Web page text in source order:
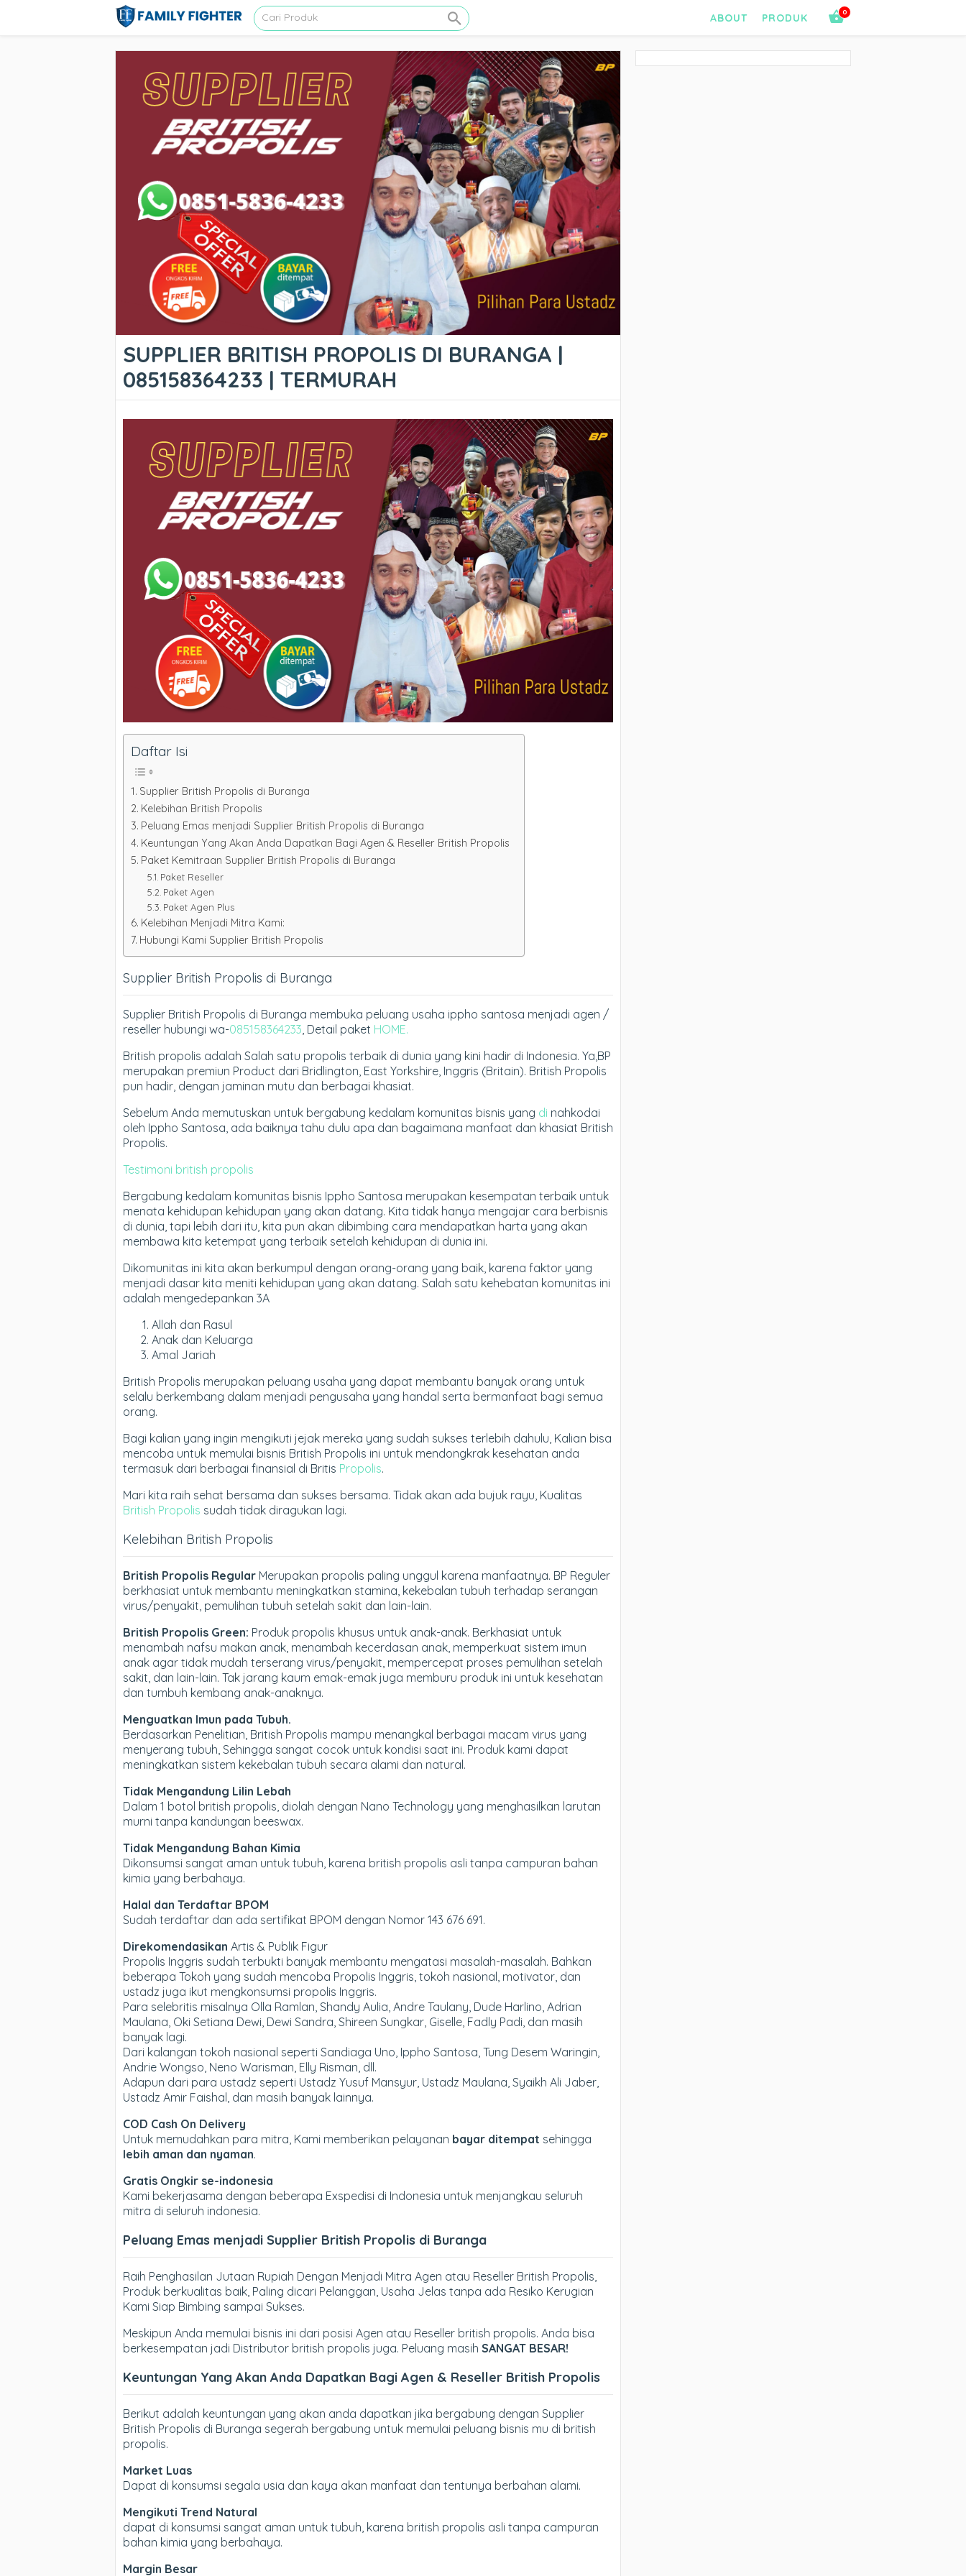
0
ABOUT PRODUK
SUPPLIER BRITISH PROPOLIS DI BURANGA |
085158364233 | TERMURAH
Daftar Isi
Supplier British Propolis di Buranga
Kelebihan British Propolis
Peluang Emas menjadi Supplier British Propolis di Buranga
Keuntungan Yang Akan Anda Dapatkan Bagi Agen & Reseller British Propolis
Paket Kemitraan Supplier British Propolis di Buranga
Paket Reseller
Paket Agen
Paket Agen Plus
Kelebihan Menjadi Mitra Kami:
Hubungi Kami Supplier British Propolis
Supplier British Propolis di Buranga
Supplier British Propolis di Buranga membuka peluang usaha ippho santosa menjadi agen /
reseller hubungi wa-085158364233 , Detail paket HOME.
British propolis adalah Salah satu propolis terbaik di dunia yang kini hadir di Indonesia. Ya,BP
merupakan premiun Product dari Bridlington, East Yorkshire, Inggris (Britain). British Propolis
pun hadir, dengan jaminan mutu dan berbagai khasiat.
Sebelum Anda memutuskan untuk bergabung kedalam komunitas bisnis yang di nahkodai
oleh Ippho Santosa, ada baiknya tahu dulu apa dan bagaimana manfaat dan khasiat British
Propolis.
Testimoni british propolis
Bergabung kedalam komunitas bisnis Ippho Santosa merupakan kesempatan terbaik untuk
menata kehidupan kehidupan yang akan datang. Kita tidak hanya mengajar cara berbisnis
di dunia, tapi lebih dari itu, kita pun akan dibimbing cara mendapatkan harta yang akan
membawa kita ketempat yang terbaik setelah kehidupan di dunia ini.
Dikomunitas ini kita akan berkumpul dengan orang-orang yang baik, karena faktor yang
menjadi dasar kita meniti kehidupan yang akan datang. Salah satu kehebatan komunitas ini
adalah mengedepankan 3A
Allah dan Rasul
Anak dan Keluarga
Amal Jariah
British Propolis merupakan peluang usaha yang dapat membantu banyak orang untuk
selalu berkembang dalam menjadi pengusaha yang handal serta bermanfaat bagi semua
orang.
Bagi kalian yang ingin mengikuti jejak mereka yang sudah sukses terlebih dahulu, Kalian bisa
mencoba untuk memulai bisnis British Propolis ini untuk mendongkrak kesehatan anda
termasuk dari berbagai finansial di Britis Propolis.
Mari kita raih sehat bersama dan sukses bersama. Tidak akan ada bujuk rayu, Kualitas
British Propolis sudah tidak diragukan lagi.
Kelebihan British Propolis
British Propolis Regular Merupakan propolis paling unggul karena manfaatnya. BP Reguler
berkhasiat untuk membantu meningkatkan stamina, kekebalan tubuh terhadap serangan
virus/penyakit, pemulihan tubuh setelah sakit dan lain-lain.
British Propolis Green: Produk propolis khusus untuk anak-anak. Berkhasiat untuk
menambah nafsu makan anak, menambah kecerdasan anak, memperkuat sistem imun
anak agar tidak mudah terserang virus/penyakit, mempercepat proses pemulihan setelah
sakit, dan lain-lain. Tak jarang kaum emak-emak juga memburu produk ini untuk kesehatan
dan tumbuh kembang anak-anaknya.
Menguatkan Imun pada Tubuh.
Berdasarkan Penelitian, British Propolis mampu menangkal berbagai macam virus yang
menyerang tubuh, Sehingga sangat cocok untuk kondisi saat ini. Produk kami dapat
meningkatkan sistem kekebalan tubuh secara alami dan natural.
Tidak Mengandung Lilin Lebah
Dalam 1 botol british propolis, diolah dengan Nano Technology yang menghasilkan larutan
murni tanpa kandungan beeswax.
Tidak Mengandung Bahan Kimia
Dikonsumsi sangat aman untuk tubuh, karena british propolis asli tanpa campuran bahan
kimia yang berbahaya.
Halal dan Terdaftar BPOM
Sudah terdaftar dan ada sertifikat BPOM dengan Nomor 143 676 691.
Direkomendasikan Artis & Publik Figur
Propolis Inggris sudah terbukti banyak membantu mengatasi masalah-masalah. Bahkan
beberapa Tokoh yang sudah mencoba Propolis Inggris, tokoh nasional, motivator, dan
ustadz juga ikut mengkonsumsi propolis Inggris.
Para selebritis misalnya Olla Ramlan, Shandy Aulia, Andre Taulany, Dude Harlino, Adrian
Maulana, Oki Setiana Dewi, Dewi Sandra, Shireen Sungkar, Giselle, Fadly Padi, dan masih
banyak lagi.
Dari kalangan tokoh nasional seperti Sandiaga Uno, Ippho Santosa, Tung Desem Waringin,
Andrie Wongso, Neno Warisman, Elly Risman, dll.
Adapun dari para ustadz seperti Ustadz Yusuf Mansyur, Ustadz Maulana, Syaikh Ali Jaber,
Ustadz Amir Faishal, dan masih banyak lainnya.
COD Cash On Delivery
Untuk memudahkan para mitra, Kami memberikan pelayanan bayar ditempat sehingga
lebih aman dan nyaman.
Gratis Ongkir se-indonesia
Kami bekerjasama dengan beberapa Exspedisi di Indonesia untuk menjangkau seluruh
mitra di seluruh indonesia.
Peluang Emas menjadi Supplier British Propolis di Buranga
Raih Penghasilan Jutaan Rupiah Dengan Menjadi Mitra Agen atau Reseller British Propolis,
Produk berkualitas baik, Paling dicari Pelanggan, Usaha Jelas tanpa ada Resiko Kerugian
Kami Siap Bimbing sampai Sukses.
Meskipun Anda memulai bisnis ini dari posisi Agen atau Reseller british propolis. Anda bisa
berkesempatan jadi Distributor british propolis juga. Peluang masih SANGAT BESAR!
Keuntungan Yang Akan Anda Dapatkan Bagi Agen & Reseller British Propolis
Berikut adalah keuntungan yang akan anda dapatkan jika bergabung dengan Supplier
British Propolis di Buranga segerah bergabung untuk memulai peluang bisnis mu di british
propolis.
Market Luas
Dapat di konsumsi segala usia dan kaya akan manfaat dan tentunya berbahan alami.
Mengikuti Trend Natural
dapat di konsumsi sangat aman untuk tubuh, karena british propolis asli tanpa campuran
bahan kimia yang berbahaya.
Margin Besar